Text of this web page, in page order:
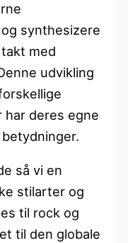
synthesizere
med
udvikling
deres egne
så vi en
stilarter og
til rock og
til den globale